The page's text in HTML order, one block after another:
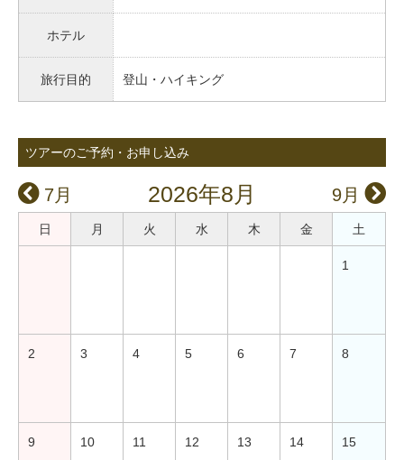
ホテル
旅行目的 登山・ハイキング
ツアーのご予約・お申し込み
7月 2026年8月 9月
日 月 火 水 木 金 土
1
2 3 4 5 6 7 8
9 10 11 12 13 14 15